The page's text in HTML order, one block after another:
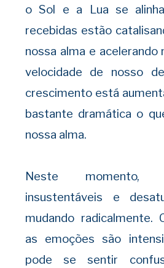
o Sol e a Lua se
recebidas estão
nossa alma e acelerando
velocidade de nosso
crescimento está
bastante dramática o
nossa alma.
Neste momento,
insustentáveis ​​e
mudando radicalmente.
as emoções são
pode se sentir